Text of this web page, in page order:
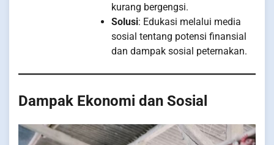
kurang bergengsi.
Solusi: Edukasi melalui media
sosial tentang potensi finansial
dan dampak sosial peternakan.
Dampak Ekonomi dan Sosial